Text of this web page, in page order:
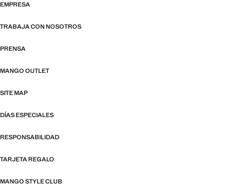
EMPRESA
TRABAJA CON NOSOTROS
PRENSA
MANGO OUTLET
SITE MAP
DÍAS ESPECIALES
RESPONSABILIDAD
TARJETA REGALO
MANGO STYLE CLUB